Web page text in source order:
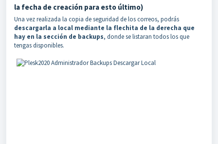
la fecha de creación para esto último)
Una vez realizada la copia de seguridad de los correos, podrás
descargarla a local mediante la flechita de la derecha que
hay en la sección de backups, donde se listaran todos los que
tengas disponibles.